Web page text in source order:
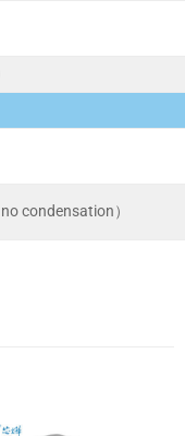
condensation）